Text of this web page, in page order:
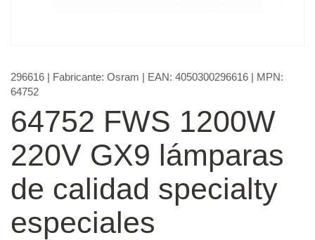
296616 | Fabricante: Osram | EAN: 4050300296616 | MPN:
64752
64752 FWS 1200W
220V GX9 lámparas
de calidad specialty
especiales